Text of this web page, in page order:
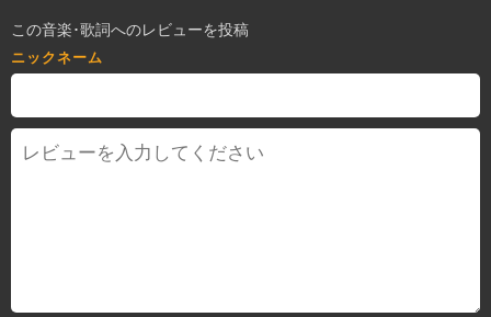
この音楽･歌詞へのレビューを投稿
ニックネーム